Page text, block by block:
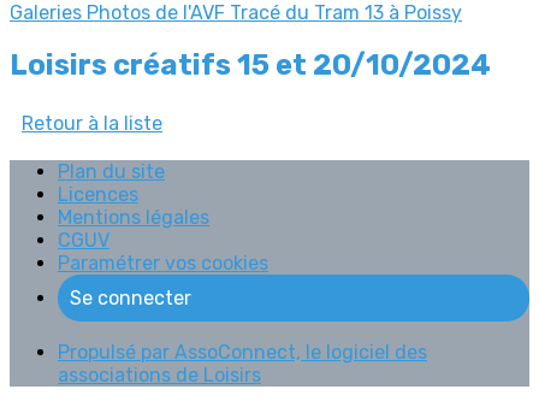
Galeries Photos de l'AVF Tracé du Tram 13 à Poissy
Loisirs créatifs 15 et 20/10/2024
Retour à la liste
Plan du site
Licences
Mentions légales
CGUV
Paramétrer vos cookies
Se connecter
Propulsé par AssoConnect, le logiciel des
associations de Loisirs